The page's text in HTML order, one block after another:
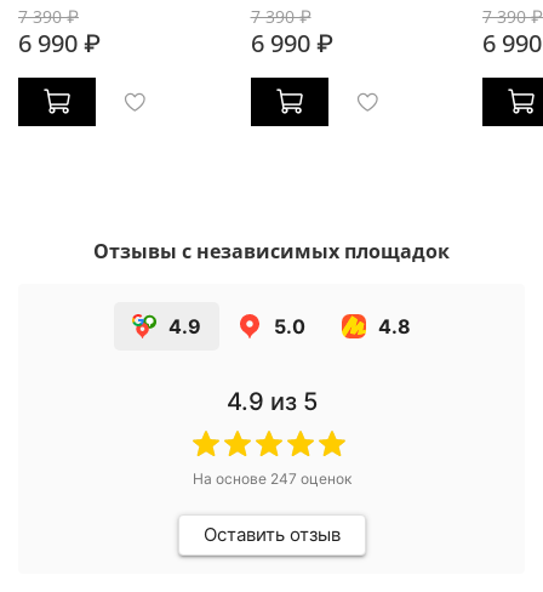
7 390 ₽
6 990 ₽
7 390 ₽
6 990 ₽
7 390 ₽
6
Отзывы с независимых площадок
4.9 5.0 4.8
4.9 из 5
На основе 247 оценок
Оставить отзыв